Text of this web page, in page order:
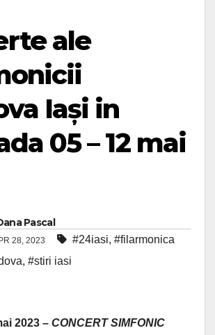
ale
Iași in
05 – 12 mai
Pascal
28, 2023 #24iasi, #filarmonica
, #stiri iasi
2023 – CONCERT SIMFONIC